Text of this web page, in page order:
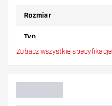
Rozmiar
Typ
Główny kolor
Zobacz wszystkie specyfikacje